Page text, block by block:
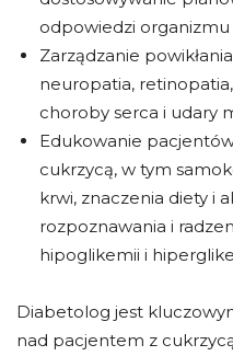
odpowiedzi organizmu
Zarządzanie
neuropatia,
choroby serca i udary
Edukowanie
cukrzycą, w tym
krwi, znaczenia diety i
rozpoznawania i
hipoglikemii i
Diabetolog jest
nad pacjentem z